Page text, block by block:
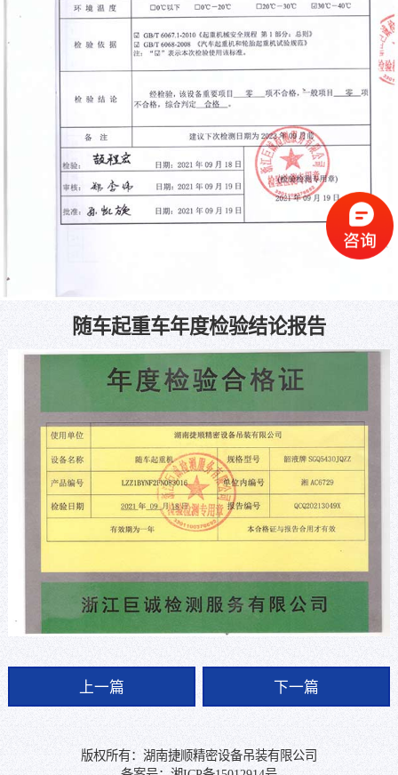
随车起重车年度检验结论报告
上一篇 下一篇
版权所有：湖南捷顺精密设备吊装有限公司